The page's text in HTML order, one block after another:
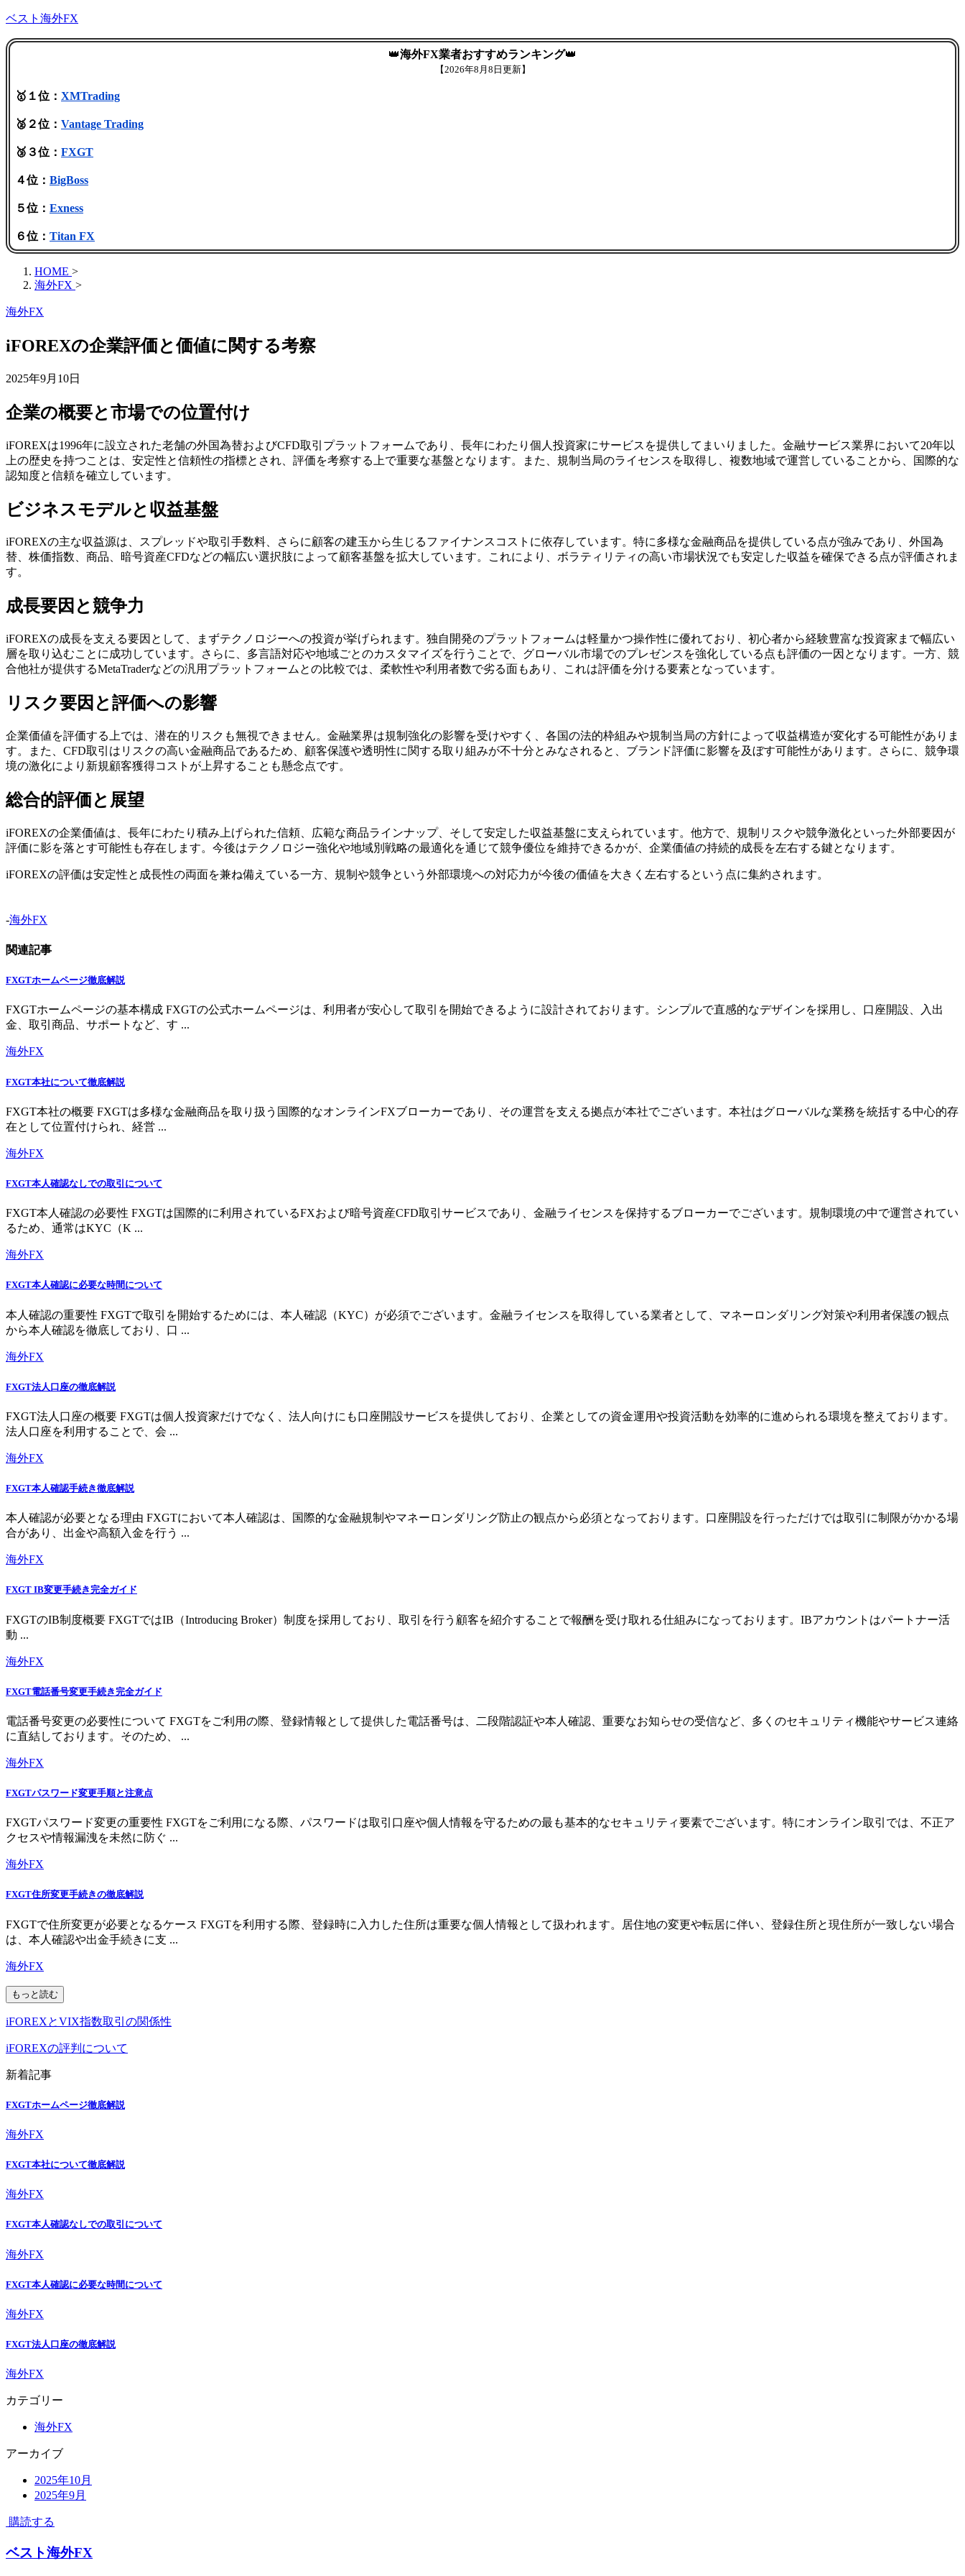
ベスト海外FX
👑海外FX業者おすすめランキング👑
【2026年8月8日更新】
🥇１位： XMTrading
🥈２位： Vantage Trading
🥉３位： FXGT
４位： BigBoss
５位： Exness
６位： Titan FX
HOME >
海外FX >
海外FX
iFOREXの企業評価と価値に関する考察
2025年9月10日
企業の概要と市場での位置付け
iFOREXは1996年に設立された老舗の外国為替およびCFD取引プラットフォームであり、長年にわたり個人投資家にサービスを提供してまいりました。金融サービス業界において20年以
上の歴史を持つことは、安定性と信頼性の指標とされ、評価を考察する上で重要な基盤となります。また、規制当局のライセンスを取得し、複数地域で運営していることから、国際的な
認知度と信頼を確立しています。
ビジネスモデルと収益基盤
iFOREXの主な収益源は、スプレッドや取引手数料、さらに顧客の建玉から生じるファイナンスコストに依存しています。特に多様な金融商品を提供している点が強みであり、外国為
替、株価指数、商品、暗号資産CFDなどの幅広い選択肢によって顧客基盤を拡大しています。これにより、ボラティリティの高い市場状況でも安定した収益を確保できる点が評価されま
す。
成長要因と競争力
iFOREXの成長を支える要因として、まずテクノロジーへの投資が挙げられます。独自開発のプラットフォームは軽量かつ操作性に優れており、初心者から経験豊富な投資家まで幅広い
層を取り込むことに成功しています。さらに、多言語対応や地域ごとのカスタマイズを行うことで、グローバル市場でのプレゼンスを強化している点も評価の一因となります。一方、競
合他社が提供するMetaTraderなどの汎用プラットフォームとの比較では、柔軟性や利用者数で劣る面もあり、これは評価を分ける要素となっています。
リスク要因と評価への影響
企業価値を評価する上では、潜在的リスクも無視できません。金融業界は規制強化の影響を受けやすく、各国の法的枠組みや規制当局の方針によって収益構造が変化する可能性がありま
す。また、CFD取引はリスクの高い金融商品であるため、顧客保護や透明性に関する取り組みが不十分とみなされると、ブランド評価に影響を及ぼす可能性があります。さらに、競争環
境の激化により新規顧客獲得コストが上昇することも懸念点です。
総合的評価と展望
iFOREXの企業価値は、長年にわたり積み上げられた信頼、広範な商品ラインナップ、そして安定した収益基盤に支えられています。他方で、規制リスクや競争激化といった外部要因が
評価に影を落とす可能性も存在します。今後はテクノロジー強化や地域別戦略の最適化を通じて競争優位を維持できるかが、企業価値の持続的成長を左右する鍵となります。
iFOREXの評価は安定性と成長性の両面を兼ね備えている一方、規制や競争という外部環境への対応力が今後の価値を大きく左右するという点に集約されます。
-海外FX
関連記事
FXGTホームページ徹底解説
FXGTホームページの基本構成 FXGTの公式ホームページは、利用者が安心して取引を開始できるように設計されております。シンプルで直感的なデザインを採用し、口座開設、入出
金、取引商品、サポートなど、す ...
海外FX
FXGT本社について徹底解説
FXGT本社の概要 FXGTは多様な金融商品を取り扱う国際的なオンラインFXブローカーであり、その運営を支える拠点が本社でございます。本社はグローバルな業務を統括する中心的存
在として位置付けられ、経営 ...
海外FX
FXGT本人確認なしでの取引について
FXGT本人確認の必要性 FXGTは国際的に利用されているFXおよび暗号資産CFD取引サービスであり、金融ライセンスを保持するブローカーでございます。規制環境の中で運営されてい
るため、通常はKYC（K ...
海外FX
FXGT本人確認に必要な時間について
本人確認の重要性 FXGTで取引を開始するためには、本人確認（KYC）が必須でございます。金融ライセンスを取得している業者として、マネーロンダリング対策や利用者保護の観点
から本人確認を徹底しており、口 ...
海外FX
FXGT法人口座の徹底解説
FXGT法人口座の概要 FXGTは個人投資家だけでなく、法人向けにも口座開設サービスを提供しており、企業としての資金運用や投資活動を効率的に進められる環境を整えております。
法人口座を利用することで、会 ...
海外FX
FXGT本人確認手続き徹底解説
本人確認が必要となる理由 FXGTにおいて本人確認は、国際的な金融規制やマネーロンダリング防止の観点から必須となっております。口座開設を行っただけでは取引に制限がかかる場
合があり、出金や高額入金を行う ...
海外FX
FXGT IB変更手続き完全ガイド
FXGTのIB制度概要 FXGTではIB（Introducing Broker）制度を採用しており、取引を行う顧客を紹介することで報酬を受け取れる仕組みになっております。IBアカウントはパートナー活
動 ...
海外FX
FXGT電話番号変更手続き完全ガイド
電話番号変更の必要性について FXGTをご利用の際、登録情報として提供した電話番号は、二段階認証や本人確認、重要なお知らせの受信など、多くのセキュリティ機能やサービス連絡
に直結しております。そのため、 ...
海外FX
FXGTパスワード変更手順と注意点
FXGTパスワード変更の重要性 FXGTをご利用になる際、パスワードは取引口座や個人情報を守るための最も基本的なセキュリティ要素でございます。特にオンライン取引では、不正ア
クセスや情報漏洩を未然に防ぐ ...
海外FX
FXGT住所変更手続きの徹底解説
FXGTで住所変更が必要となるケース FXGTを利用する際、登録時に入力した住所は重要な個人情報として扱われます。居住地の変更や転居に伴い、登録住所と現住所が一致しない場合
は、本人確認や出金手続きに支 ...
海外FX
もっと読む
iFOREXとVIX指数取引の関係性
iFOREXの評判について
新着記事
FXGTホームページ徹底解説
海外FX
FXGT本社について徹底解説
海外FX
FXGT本人確認なしでの取引について
海外FX
FXGT本人確認に必要な時間について
海外FX
FXGT法人口座の徹底解説
海外FX
カテゴリー
海外FX
アーカイブ
2025年10月
2025年9月
購読する
ベスト海外FX